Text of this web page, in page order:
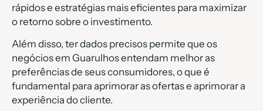
rápidos e estratégias mais eficientes para maximizar
o retorno sobre o investimento.
Além disso, ter dados precisos permite que os
negócios em Guarulhos entendam melhor as
preferências de seus consumidores, o que é
fundamental para aprimorar as ofertas e aprimorar a
experiência do cliente.